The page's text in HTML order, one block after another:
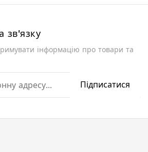
зв'язку
інформацію про товари та
Підписатися